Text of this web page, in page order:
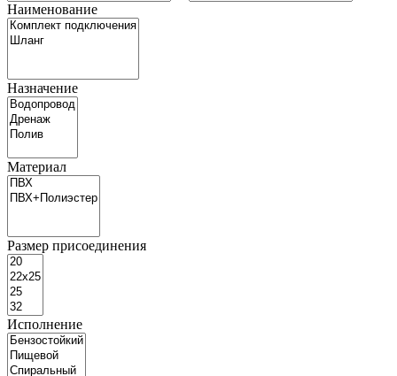
Наименование
Назначение
Материал
Размер присоединения
Исполнение